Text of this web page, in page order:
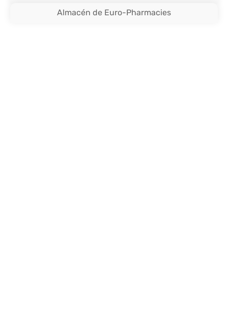
Almacén de Euro-Pharmacies